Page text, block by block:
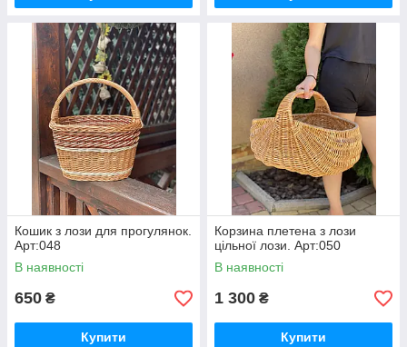
Кошик з лози для прогулянок.
Арт:048
В наявності
650 ₴
Купити
Корзина плетена з лози
цільної лози. Арт:050
В наявності
1 300 ₴
Купити